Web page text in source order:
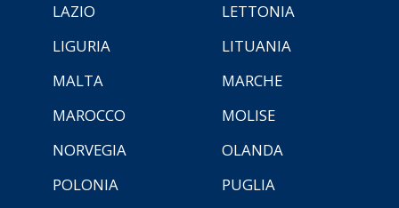
LAZIO
LETTONIA
LIGURIA
LITUANIA
MALTA
MARCHE
MAROCCO
MOLISE
NORVEGIA
OLANDA
POLONIA
PUGLIA